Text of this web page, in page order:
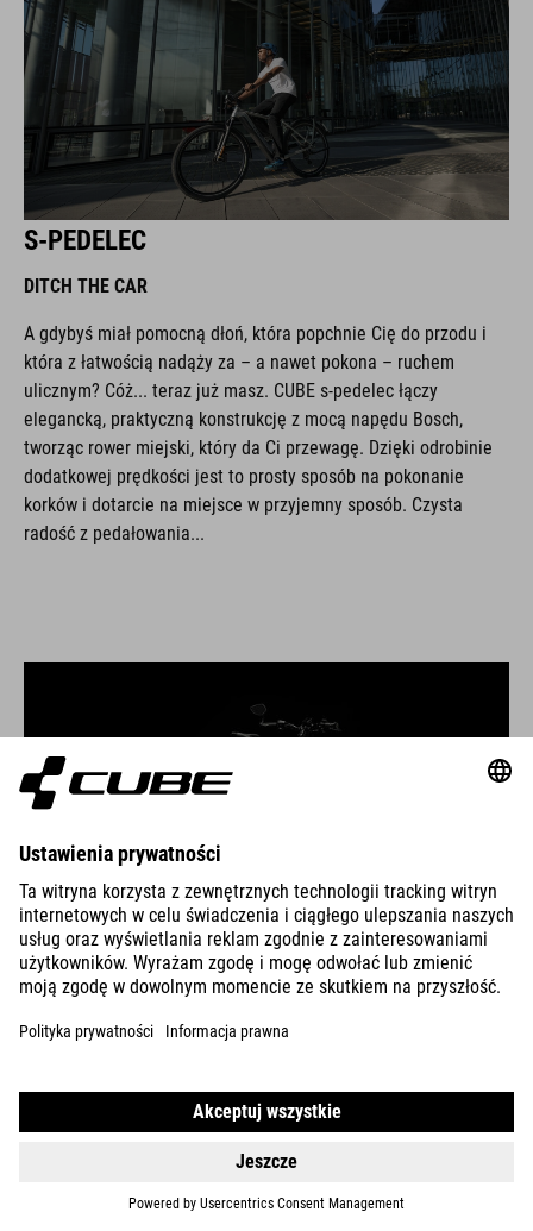
S-PEDELEC
DITCH THE CAR
A gdybyś miał pomocną dłoń, która popchnie Cię do przodu i
która z łatwością nadąży za – a nawet pokona – ruchem
ulicznym? Cóż... teraz już masz. CUBE s-pedelec łączy
elegancką, praktyczną konstrukcję z mocą napędu Bosch,
tworząc rower miejski, który da Ci przewagę. Dzięki odrobinie
dodatkowej prędkości jest to prosty sposób na pokonanie
korków i dotarcie na miejsce w przyjemny sposób. Czysta
radość z pedałowania...
S-PEDELEC
Pokonaj ruch uliczny i przyjedź dojedź do celu klasą dzięki
wygodnej konstrukcji ramy
WERSJA RAMKI